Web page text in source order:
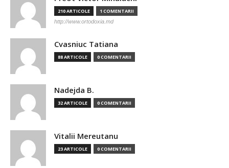
210 ARTICOLE 1 COMENTARII
http://www.ortodoxia.md
Cvasniuc Tatiana
88 ARTICOLE 0 COMENTARII
Nadejda B.
32 ARTICOLE 0 COMENTARII
Vitalii Mereutanu
23 ARTICOLE 0 COMENTARII